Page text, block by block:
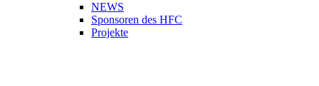
NEWS
Sponsoren des HFC
Projekte